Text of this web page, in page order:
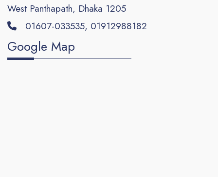
West Panthapath, Dhaka 1205
01607-033535, 01912988182
Google Map